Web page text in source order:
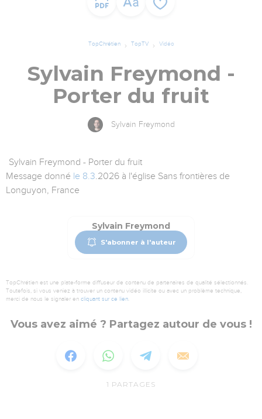
TopChrétien TopTV Vidéo
Sylvain Freymond -
Porter du fruit
Sylvain Freymond
Sylvain Freymond - Porter du fruit
Message donné le 8.3.2026 à l'église Sans frontières de
Longuyon, France
Sylvain Freymond
S'abonner à l'auteur
TopChrétien est une plate-forme diffuseur de contenu de partenaires de qualité sélectionnés.
Toutefois, si vous veniez à trouver un contenu vidéo illicite ou avec un problème technique,
merci de nous le signaler en cliquant sur ce lien.
Vous avez aimé ? Partagez autour de vous !
1 PARTAGES